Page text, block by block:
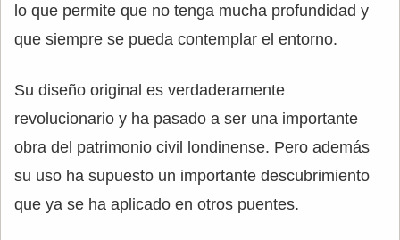
lo que permite que no tenga mucha profundidad y
que siempre se pueda contemplar el entorno.
Su diseño original es verdaderamente
revolucionario y ha pasado a ser una importante
obra del patrimonio civil londinense. Pero además
su uso ha supuesto un importante descubrimiento
que ya se ha aplicado en otros puentes.